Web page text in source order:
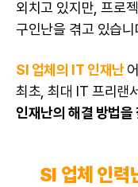
외치고 있지만, 프로
구인난을 겪고 있습니
SI 업체의 IT 인재난
최초, 최대 IT 프리랜서
인재난의 해결 방법
SI 업체 인력